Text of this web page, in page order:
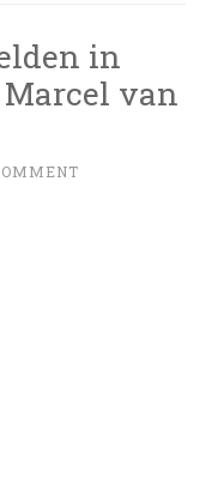
in
Marcel van